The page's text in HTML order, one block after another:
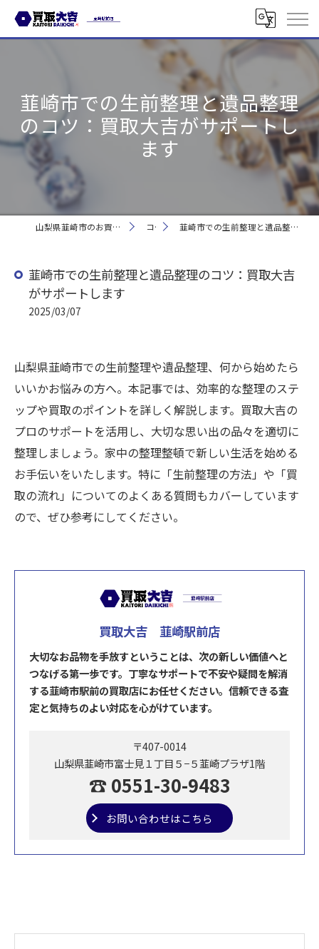
韮崎市での生前整理と遺品整理
のコツ：買取大吉がサポートし
ます
山梨県韮崎市のお買取なら買取大吉 韮崎駅前店 コラム 韮崎市での生前整理と遺品整理のコツ：買取大吉がサポートします
韮崎市での生前整理と遺品整理のコツ：買取大吉
がサポートします
2025/03/07
山梨県韮崎市での生前整理や遺品整理、何から始めたら
いいかお悩みの方へ。本記事では、効率的な整理のステ
ップや買取のポイントを詳しく解説します。買取大吉の
プロのサポートを活用し、大切な思い出の品々を適切に
整理しましょう。家中の整理整頓で新しい生活を始める
お手伝いをいたします。特に「生前整理の方法」や「買
取の流れ」についてのよくある質問もカバーしています
ので、ぜひ参考にしてください。
買取大吉 韮崎駅前店
大切なお品物を手放すということは、次の新しい価値へと
つなげる第一歩です。丁寧なサポートで不安や疑問を解消
する韮崎市駅前の買取店にお任せください。信頼できる査
定と気持ちのよい対応を心がけています。
〒407-0014
山梨県韮崎市富士見１丁目５−５韮崎プラザ1階
☎ 0551-30-9483
お問い合わせはこちら